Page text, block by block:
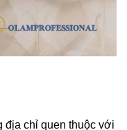
địa chỉ quen thuộc với